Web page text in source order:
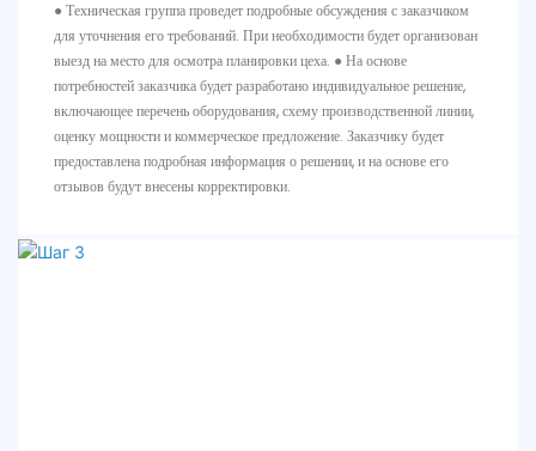
● Техническая группа проведет подробные обсуждения с заказчиком
для уточнения его требований. При необходимости будет организован
выезд на место для осмотра планировки цеха. ● На основе
потребностей заказчика будет разработано индивидуальное решение,
включающее перечень оборудования, схему производственной линии,
оценку мощности и коммерческое предложение. Заказчику будет
предоставлена ​​подробная информация о решении, и на основе его
отзывов будут внесены корректировки.